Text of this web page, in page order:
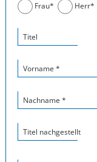
Frau* Herr*
Titel
Vorname *
Nachname *
Titel nachgestellt